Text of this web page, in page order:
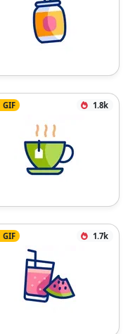
GIF 1.8k
GIF 1.7k